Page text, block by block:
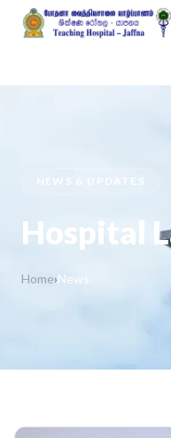
NEWS & UPDATES
Hospital
Home›News